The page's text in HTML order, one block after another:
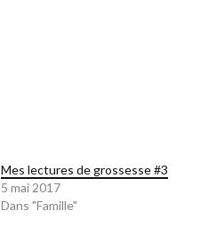
Mes lectures de grossesse #3
5 mai 2017
Dans "Famille"